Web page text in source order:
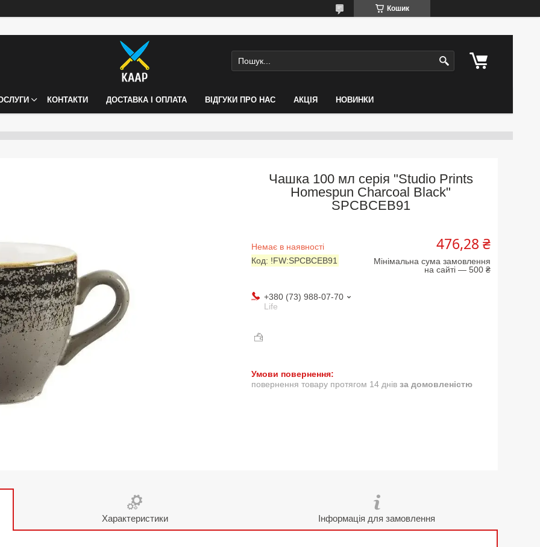
Кошик
КОНТАКТИ ДОСТАВКА І ОПЛАТА ВІДГУКИ ПРО НАС АКЦІЯ НОВИНКИ
Чашка 100 мл серія "Studio Prints
Homespun Charcoal Black"
SPCBCEB91
Немає в наявності
Код: !FW:SPCBCEB91
476,28 ₴
Мінімальна сума замовлення
на сайті — 500 ₴
+380 (73) 988-07-70
Life
повернення товару протягом 14 днів за домовленістю
Характеристики Інформація для замовлення